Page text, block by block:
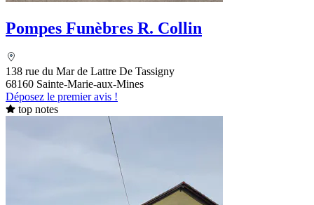
Pompes Funèbres R. Collin
138 rue du Mar de Lattre De Tassigny
68160 Sainte-Marie-aux-Mines
Déposez le premier avis !
top notes